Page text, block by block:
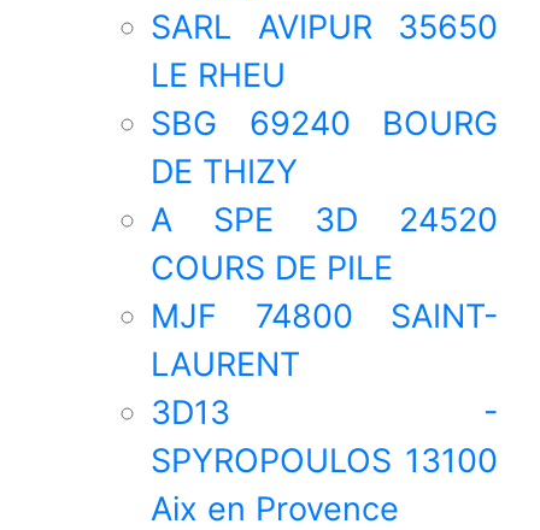
SARL AVIPUR 35650
LE RHEU
SBG 69240 BOURG
DE THIZY
A SPE 3D 24520
COURS DE PILE
MJF 74800 SAINT-
LAURENT
3D13 -
SPYROPOULOS 13100
Aix en Provence